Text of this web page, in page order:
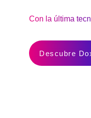
Con la última
Descubre